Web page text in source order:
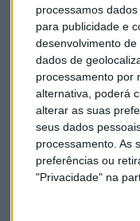
processamos
para publicidade e
desenvolvimento de
dados de
processamento por
alternativa, poderá
alterar as suas
seus dados
processamento. As
preferências ou
"Privacidade" na